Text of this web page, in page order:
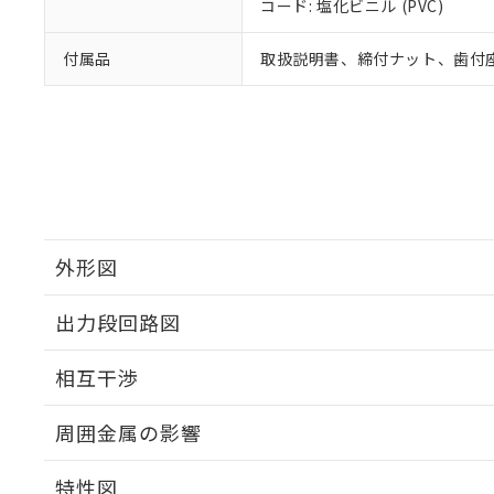
コード: 塩化ビニル (PVC)
付属品 取扱説明書、締付ナット、歯付
外形図
出力段回路図
相互干渉
周囲金属の影響
特性図